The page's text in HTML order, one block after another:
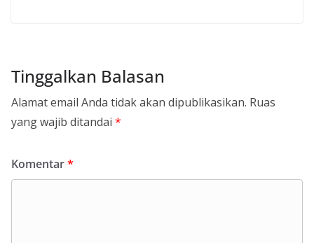
Tinggalkan Balasan
Alamat email Anda tidak akan dipublikasikan. Ruas
yang wajib ditandai *
Komentar*